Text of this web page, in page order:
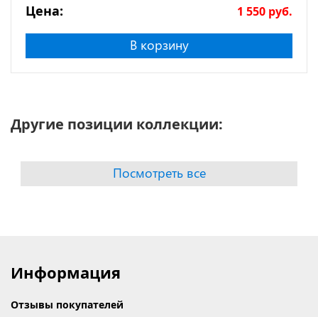
Цена: 1 550 руб.
В корзину
Другие позиции коллекции:
Посмотреть все
Информация
Отзывы покупателей